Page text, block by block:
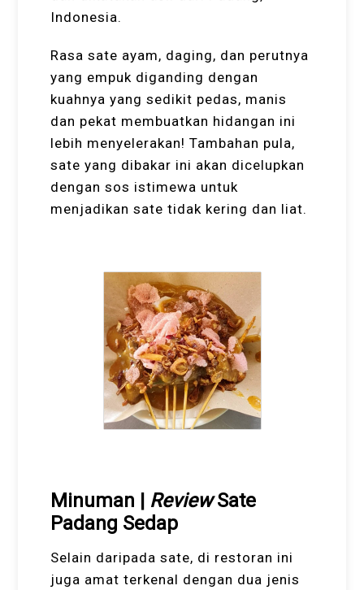
Indonesia.
Rasa sate ayam, daging, dan perutnya
yang empuk diganding dengan
kuahnya yang sedikit pedas, manis
dan pekat membuatkan hidangan ini
lebih menyelerakan! Tambahan pula,
sate yang dibakar ini akan dicelupkan
dengan sos istimewa untuk
menjadikan sate tidak kering dan liat.
Minuman | ReviewSate
Padang Sedap
Selain daripada sate, di restoran ini
juga amat terkenal dengan dua jenis